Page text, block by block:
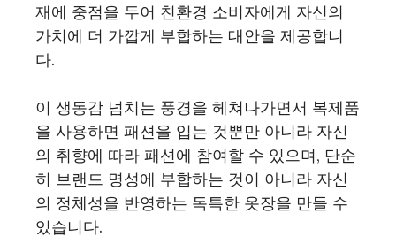
재에 중점을 두어 친환경 소비자에게 자신의
가치에 더 가깝게 부합하는 대안을 제공합니
다.
이 생동감 넘치는 풍경을 헤쳐나가면서 복제품
을 사용하면 패션을 입는 것뿐만 아니라 자신
의 취향에 따라 패션에 참여할 수 있으며, 단순
히 브랜드 명성에 부합하는 것이 아니라 자신
의 정체성을 반영하는 독특한 옷장을 만들 수
있습니다.